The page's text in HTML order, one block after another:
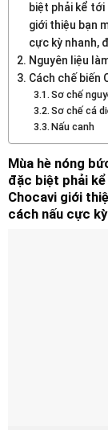
biệt phải kể tới
giới thiệu bạn
cực kỳ nhanh,
Nguyên liệu
Cách chế biến
Sơ chế
Sơ chế cá
Nấu canh
Mùa hè nóng
đặc biệt phải
Chocavi giới
cách nấu cực